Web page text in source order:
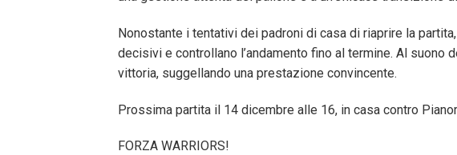
Nonostante i tentativi dei padroni di casa di riaprire la
decisivi e controllano l’andamento fino al termine. Al suono
vittoria, suggellando una prestazione convincente.
Prossima partita il 14 dicembre alle 16, in casa contro
FORZA WARRIORS!